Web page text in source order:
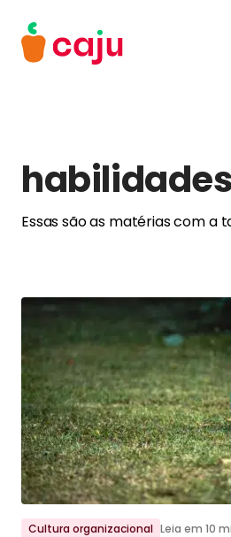
Menu Principal
Essas são as matérias com a
Ir para o post
Cultura organizacional Leia em 10